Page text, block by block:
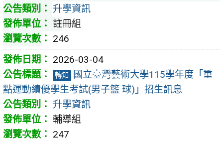
升學資訊
註冊組
246
2026-03-04
轉知
國立臺灣藝術大學115學年度「重
點運動績優學生考試(男子籃 球)」招生訊息
升學資訊
輔導組
247